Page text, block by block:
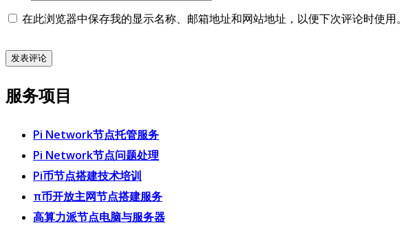
在此浏览器中保存我的显示名称、邮箱地址和网站地址，以便下次评论时使用。
服务项目
Pi Network节点托管服务
Pi Network节点问题处理
Pi币节点搭建技术培训
π币开放主网节点搭建服务
高算力派节点电脑与服务器